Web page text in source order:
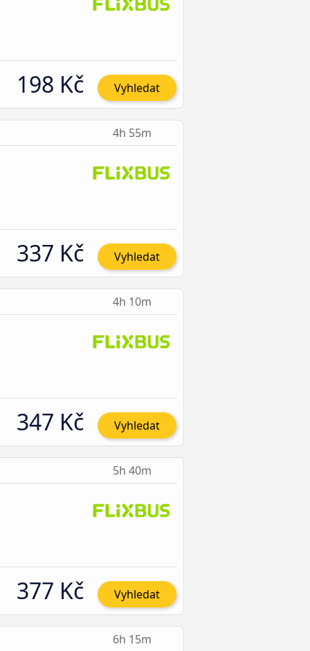
198 Kč Vyhledat
4h 55m
337 Kč Vyhledat
4h 10m
347 Kč Vyhledat
5h 40m
377 Kč Vyhledat
6h 15m